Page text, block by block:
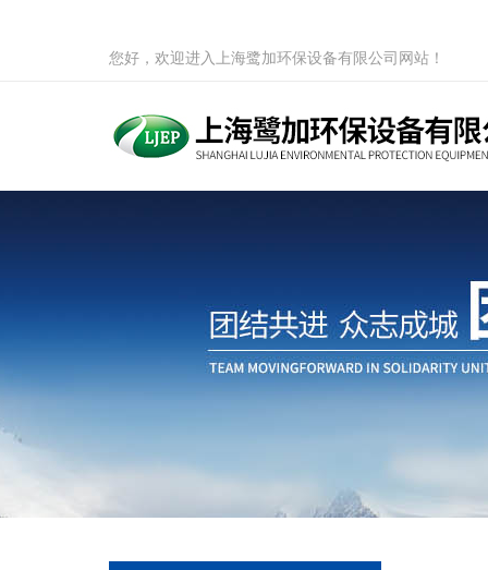
您好，欢迎进入上海鹭加环保设备有限公司网站！